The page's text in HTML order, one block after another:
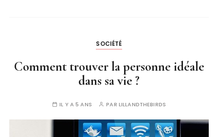
SOCIÉTÉ
Comment trouver la personne idéale
dans sa vie ?
IL Y A 5 ANS PAR LILLANDTHEBIRDS